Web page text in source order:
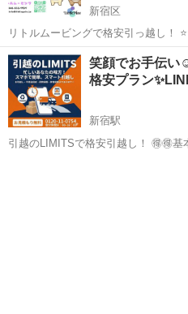
新宿区
リトルムービングで格安引っ越し！ ⭐️⭐️基
も費用を抑えたいならリトルムービン
めてのお引越しでも安心いただける
までトータル...
東京 新宿区 引っ越し
笑顔でお手伝い
格安プラン
新宿駅
引越のLIMITSで格安引越し！ 🉐🉐基本料金